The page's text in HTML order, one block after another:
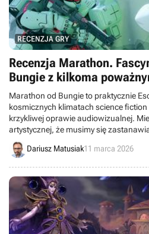
RECENZJA GRY
Recenzja Marathon.
Bungie z kilkoma
Marathon od Bungie to praktycznie
kosmicznych klimatach science
krzykliwej oprawie audiowizualnej.
artystycznej, że musimy się
Dariusz Matusiak11 marca 2026